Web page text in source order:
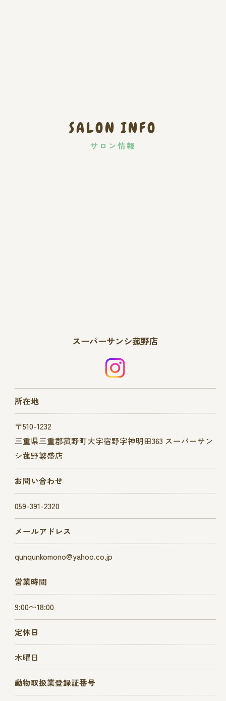
サロン情報
SALON INFO
スーパーサンシ菰野店
所在地
〒510-1232
三重県三重郡菰野町大字宿野字神明田363 スーパーサン
シ菰野繁盛店
お問い合わせ
059-391-2320
メールアドレス
qunqunkomono@yahoo.co.jp
営業時間
9:00～18:00
定休日
木曜日
動物取扱業登録証番号